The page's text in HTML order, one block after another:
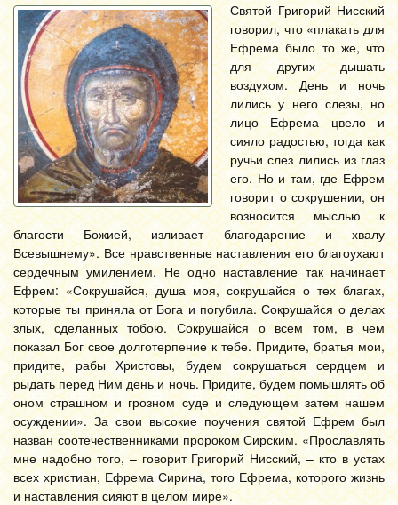
Святой Григорий Нисский
говорил, что «плакать для
Ефрема было то же, что
для других дышать
воздухом. День и ночь
лились у него слезы, но
лицо Ефрема цвело и
сияло радостью, тогда как
ручьи слез лились из глаз
его. Но и там, где Ефрем
говорит о сокрушении, он
возносится мыслью к
благости Божией, изливает благодарение и хвалу
Всевышнему». Все нравственные наставления его благоухают
сердечным умилением. Не одно наставление так начинает
Ефрем: «Сокрушайся, душа моя, сокрушайся о тех благах,
которые ты приняла от Бога и погубила. Сокрушайся о делах
злых, сделанных тобою. Сокрушайся о всем том, в чем
показал Бог свое долготерпение к тебе. Придите, братья мои,
придите, рабы Христовы, будем сокрушаться сердцем и
рыдать перед Ним день и ночь. Придите, будем помышлять об
оном страшном и грозном суде и следующем затем нашем
осуждении». За свои высокие поучения святой Ефрем был
назван соотечественниками пророком Сирским. «Прославлять
мне надобно того, – говорит Григорий Нисский, – кто в устах
всех христиан, Ефрема Сирина, того Ефрема, которого жизнь
и наставления сияют в целом мире».